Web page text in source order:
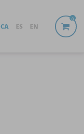
CA ES EN
0